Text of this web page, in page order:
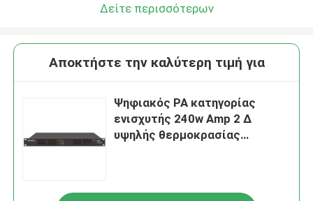
Δείτε περισσότερων
Αποκτήστε την καλύτερη τιμή για
Ψηφιακός PA κατηγορίας
ενισχυτής 240w Amp 2 Δ
υψηλής θερμοκρασίας